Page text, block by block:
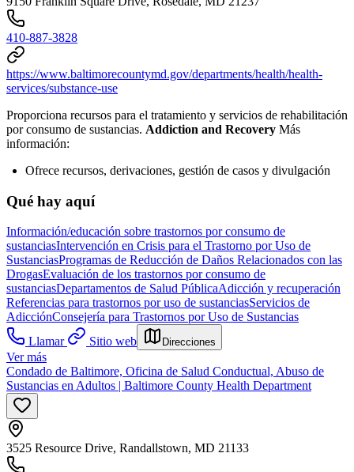
410-887-3828
https://www.baltimorecountymd.gov/departments/health/health-
services/substance-use
Proporciona recursos para el tratamiento y servicios de rehabilitación
por consumo de sustancias. Addiction and Recovery Más
información:
Ofrece recursos, derivaciones, gestión de casos y divulgación
Qué hay aquí
Información/educación sobre trastornos por consumo de
sustanciasIntervención en Crisis para el Trastorno por Uso de
SustanciasProgramas de Reducción de Daños Relacionados con las
DrogasEvaluación de los trastornos por consumo de
sustanciasDepartamentos de Salud PúblicaAdicción y recuperación
Referencias para trastornos por uso de sustanciasServicios de
AdicciónConsejería para Trastornos por Uso de Sustancias
Llamar
Sitio web Direcciones
Ver más
Condado de Baltimore, Oficina de Salud Conductual, Abuso de
Sustancias en Adultos | Baltimore County Health Department
3525 Resource Drive, Randallstown, MD 21133